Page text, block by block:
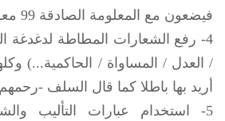
فيضعون مع المعلومة الصادقة 99 معلومة غير صحيحة.
4- رفع الشعارات المطاطة لدغدغة
/ العدل / المساواة / الحاكمية...)
أريد بها باطلا كما قال السلف -رحمهم
5- استخدام عبارات التأليب